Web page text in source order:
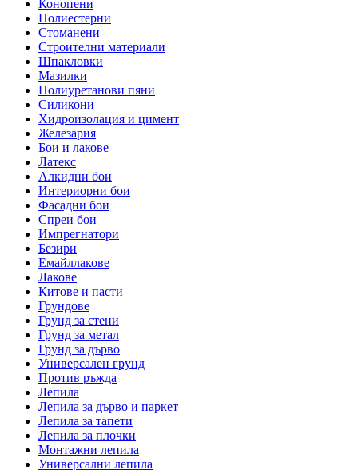
Конопени
Полиестерни
Стоманени
Строителни материали
Шпакловки
Мазилки
Полиуретанови пяни
Силикони
Хидроизолация и цимент
Железария
Бои и лакове
Латекс
Алкидни бои
Интериорни бои
Фасадни бои
Спреи бои
Импрегнатори
Безири
Емайллакове
Лакове
Китове и пасти
Грундове
Грунд за стени
Грунд за метал
Грунд за дърво
Универсален грунд
Против ръжда
Лепила
Лепила за дърво и паркет
Лепила за тапети
Лепила за плочки
Монтажни лепила
Универсални лепила